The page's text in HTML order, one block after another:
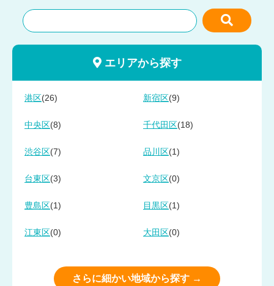
エリアから探す
港区 (26) 新宿区 (9)
中央区 (8) 千代田区 (18)
渋谷区 (7) 品川区 (1)
台東区 (3) 文京区 (0)
豊島区 (1) 目黒区 (1)
江東区 (0) 大田区 (0)
さらに細かい地域から探す →